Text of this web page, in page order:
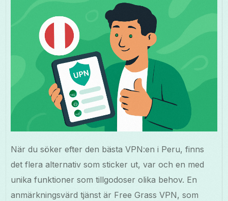
När du söker efter den bästa VPN:en i Peru, finns
det flera alternativ som sticker ut, var och en med
unika funktioner som tillgodoser olika behov. En
anmärkningsvärd tjänst är Free Grass VPN, som